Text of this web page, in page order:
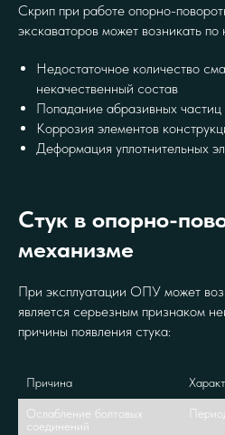
Скрип при работе опорно-
экскаваторов может возникать
Недостаточное количество
некачественный состав
Попадание абразивных
Коррозия элементов
Деформация уплотнительных
Стук в опорно-
механизме
При эксплуатации ОПУ может
является серьезным признаком
причины появления стука:
Причина
Ослабление болтовых
соединений